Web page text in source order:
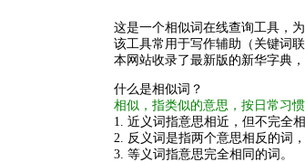
这是一个相似词在线查询工具，
该工具常用于写作辅助（关键词
本网站收录了最新版的新华字典
什么是相似词？
相似，指类似的意思，按日常习
1. 近义词指意思相近，但不完全相
2. 反义词是指两个意思相反的词，
3. 等义词指意思完全相同的词。